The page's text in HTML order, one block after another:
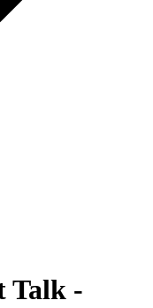
Talk -